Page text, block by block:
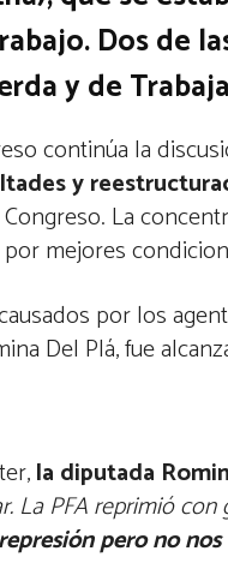
Dos de
y de
continúa la
y
La
mejores
por los
Del Plá, fue
la diputada
La PFA reprimió
pero no